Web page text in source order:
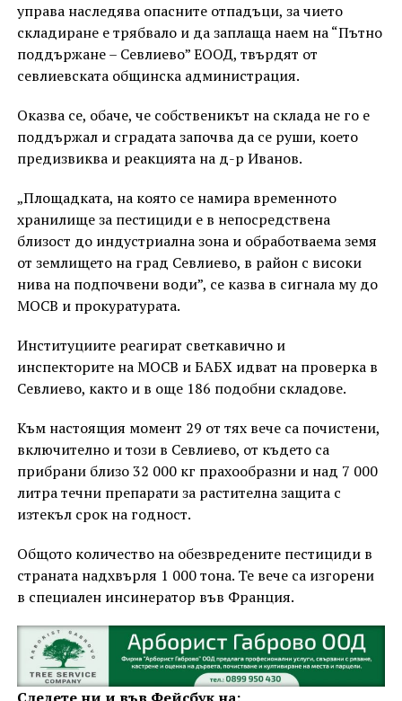
управа наследява опасните отпадъци, за чието
складиране е трябвало и да заплаща наем на “Пътно
поддържане – Севлиево” ЕООД, твърдят от
севлиевската общинска администрация.
Оказва се, обаче, че собственикът на склада не го е
поддържал и сградата започва да се руши, което
предизвиква и реакцията на д-р Иванов.
„Площадката, на която се намира временното
хранилище за пестициди е в непосредствена
близост до индустриална зона и обработваема земя
от землището на град Севлиево, в район с високи
нива на подпочвени води”, се казва в сигнала му до
МОСВ и прокуратурата.
Институциите реагират светкавично и
инспекторите на МОСВ и БАБХ идват на проверка в
Севлиево, както и в още 186 подобни складове.
Към настоящия момент 29 от тях вече са почистени,
включително и този в Севлиево, от където са
прибрани близо 32 000 кг прахообразни и над 7 000
литра течни препарати за растителна защита с
изтекъл срок на годност.
Общото количество на обезвредените пестициди в
страната надхвърля 1 000 тона. Те вече са изгорени
в специален инсинератор във Франция.